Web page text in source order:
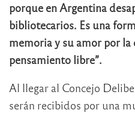
porque en Argentina
bibliotecarios. Es una
memoria y su amor por la
pensamiento libre”.
Al llegar al Concejo
serán recibidos por una